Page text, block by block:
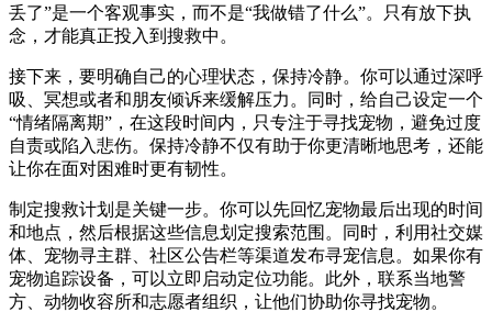
丢了”是一个客观事实，而不是“我做错了什么”。只有放下执
念，才能真正投入到搜救中。
接下来，要明确自己的心理状态，保持冷静。你可以通过深呼
吸、冥想或者和朋友倾诉来缓解压力。同时，给自己设定一个
“情绪隔离期”，在这段时间内，只专注于寻找宠物，避免过度
自责或陷入悲伤。保持冷静不仅有助于你更清晰地思考，还能
让你在面对困难时更有韧性。
制定搜救计划是关键一步。你可以先回忆宠物最后出现的时间
和地点，然后根据这些信息划定搜索范围。同时，利用社交媒
体、宠物寻主群、社区公告栏等渠道发布寻宠信息。如果你有
宠物追踪设备，可以立即启动定位功能。此外，联系当地警
方、动物收容所和志愿者组织，让他们协助你寻找宠物。